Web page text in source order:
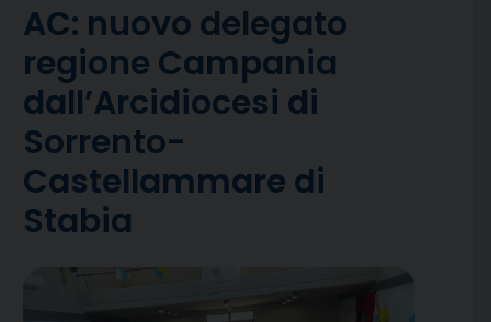
AC: nuovo delegato
regione Campania
dall’Arcidiocesi di
Sorrento-
Castellammare di
Stabia